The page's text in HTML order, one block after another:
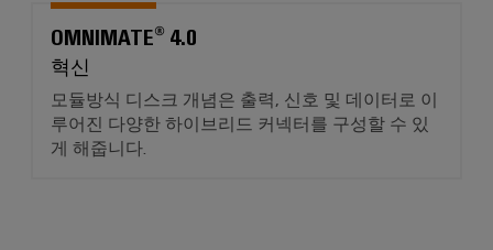
OMNIMATE® 4.0
혁신
모듈방식 디스크 개념은 출력, 신호 및 데이터로 이
루어진 다양한 하이브리드 커넥터를 구성할 수 있
게 해줍니다.